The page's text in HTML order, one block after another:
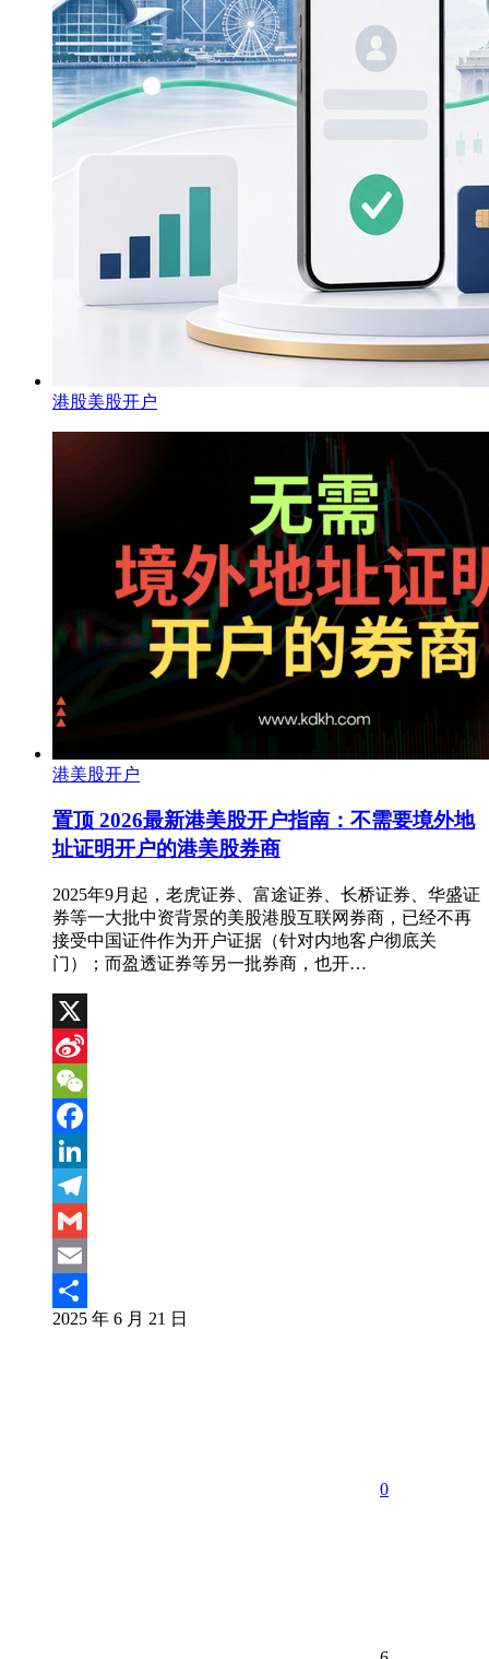
港股美股开户
港美股开户
置顶 2026最新港美股开户指南：不需要境外地
址证明开户的港美股券商
2025年9月起，老虎证券、富途证券、长桥证券、华盛证
券等一大批中资背景的美股港股互联网券商，已经不再
接受中国证件作为开户证据（针对内地客户彻底关
门）；而盈透证券等另一批券商，也开…
X
Sina
Weibo
WeChat
Facebook
LinkedIn
Telegram
Gmail
Email
分
2025 年 6 月 21 日
0